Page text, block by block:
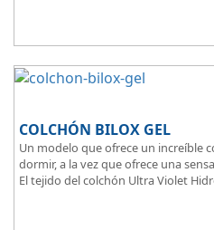
COLCHÓN BILOX GEL
Un modelo que ofrece un increíble
dormir, a la vez que ofrece una
El tejido del colchón Ultra Violet
Sus capas de ViscoEnergy facilitan